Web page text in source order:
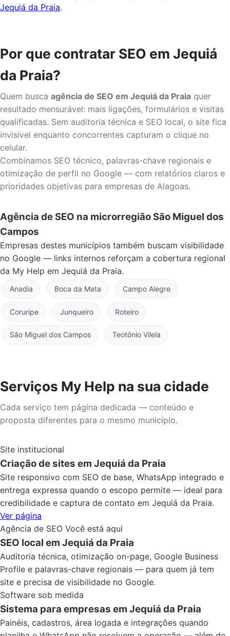
Jequiá da Praia.
Por que contratar SEO em Jequiá
da Praia?
Quem busca agência de SEO em Jequiá da Praia quer
resultado mensurável: mais ligações, formulários e visitas
qualificadas. Sem auditoria técnica e SEO local, o site fica
invisível enquanto concorrentes capturam o clique no
celular.
Combinamos SEO técnico, palavras-chave regionais e
otimização de perfil no Google — com relatórios claros e
prioridades objetivas para empresas de Alagoas.
Agência de SEO na microrregião São Miguel dos
Campos
Empresas destes municípios também buscam visibilidade
no Google — links internos reforçam a cobertura regional
da My Help em Jequiá da Praia.
Anadia Boca da Mata Campo Alegre
Coruripe Junqueiro Roteiro
São Miguel dos Campos Teotônio Vilela
Serviços My Help na sua cidade
Cada serviço tem página dedicada — conteúdo e
proposta diferentes para o mesmo município.
Site institucional
Criação de sites em Jequiá da Praia
Site responsivo com SEO de base, WhatsApp integrado e
entrega expressa quando o escopo permite — ideal para
credibilidade e captura de contato em Jequiá da Praia.
Ver página
Agência de SEO Você está aqui
SEO local em Jequiá da Praia
Auditoria técnica, otimização on-page, Google Business
Profile e palavras-chave regionais — para quem já tem
site e precisa de visibilidade no Google.
Software sob medida
Sistema para empresas em Jequiá da Praia
Painéis, cadastros, área logada e integrações quando